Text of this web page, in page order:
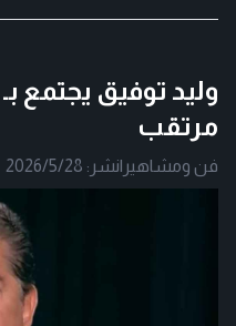
وليد توفيق يجتمع
مرتقب
فن ومشاهير |نشر: 2026/5/28